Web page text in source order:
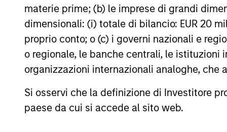
materie prime; (b) le imprese di grandi
dimensionali: (i) totale di bilancio: EUR 20
proprio conto; o (c) i governi nazionali e
o regionale, le banche centrali, le istituzioni
organizzazioni internazionali analoghe, che
Si osservi che la definizione di Investitore
paese da cui si accede al sito web.
Più alta è la categoria (1-7), maggiore è il potenziale di
rimanda al Documento contenente informazioni chiave
Il Morningstar Rating™,o “star rating” viene calcolato
chiusi e conti separati) con uno storico minimo di tre
viene calcolato sulla base di una misura del rendimento
ponendo maggior enfasi sulle variazioni al ribasso e
successivo 22,5% 4 stelle, al successivo 35% 3 stelle, al
mesi di rendimenti totali, il 60% del rating a cinque anni/
anni/20% del rating a tre anni per almeno 120 mesi di
tale periodo, in realtà l’effetto maggiore viene esercitato